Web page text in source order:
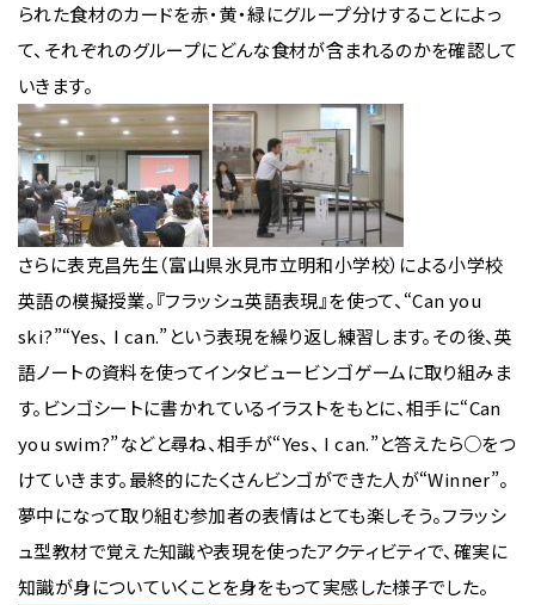
られた食材のカードを赤・黄・緑にグループ分けすることによっ
て、それぞれのグループにどんな食材が含まれるのかを確認して
いきます。
さらに表克昌先生（富山県氷見市立明和小学校）による小学校
英語の模擬授業。『フラッシュ英語表現』を使って、“Can you
ski?”“Yes、 I can.”という表現を繰り返し練習します。その後、英
語ノートの資料を使ってインタビュービンゴゲームに取り組みま
す。ビンゴシートに書かれているイラストをもとに、相手に“Can
you swim?”などと尋ね、相手が“Yes、 I can.”と答えたら○をつ
けていきます。最終的にたくさんビンゴができた人が“Winner”。
夢中になって取り組む参加者の表情はとても楽しそう。フラッシ
ュ型教材で覚えた知識や表現を使ったアクティビティで、確実に
知識が身についていくことを身をもって実感した様子でした。